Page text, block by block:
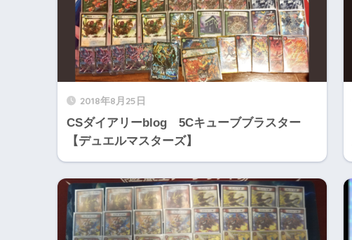
2018年8月25日
CSダイアリーblog 5Cキューブブラスター
【デュエルマスターズ】